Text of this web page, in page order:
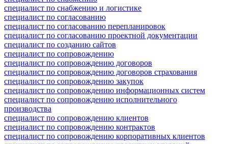
специалист по снабжению и логистике
специалист по согласованию
специалист по согласованию перепланировок
специалист по согласованию проектной документации
специалист по созданию сайтов
специалист по сопровождению
специалист по сопровождению договоров
специалист по сопровождению договоров страхования
специалист по сопровождению закупок
специалист по сопровождению информационных систем
специалист по сопровождению исполнительного
производства
специалист по сопровождению клиентов
специалист по сопровождению контрактов
специалист по сопровождению корпоративных клиентов